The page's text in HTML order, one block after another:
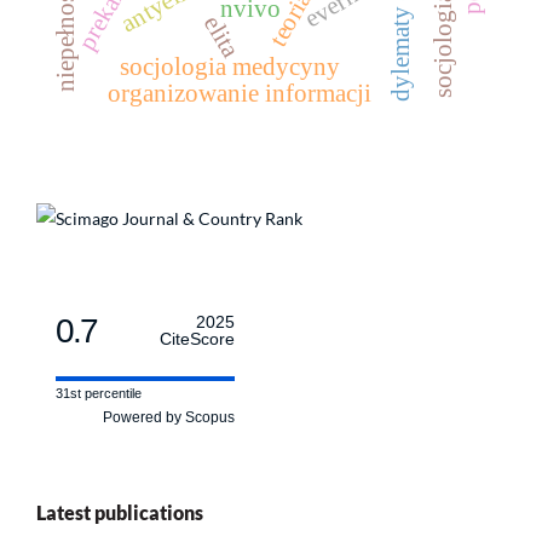
elita
socjologia medycyny
organizowanie informacji
nvivo
0.7
2025
CiteScore
31st percentile
Powered by Scopus
Latest publications